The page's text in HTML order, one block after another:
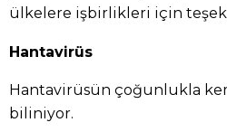
ülkelere işbirlikleri için
Hantavirüs
Hantavirüsün çoğunlukla
biliniyor.